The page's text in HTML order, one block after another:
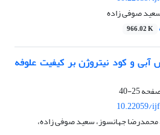
صوفی زاده
966.02 K
آبی و کود نیتروژن بر کیفیت علوفه
25-40
10.22059/
جهانسوز، سعید صوفی زاده،